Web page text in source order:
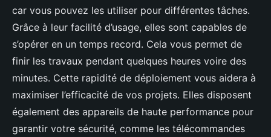
car vous pouvez les utiliser pour différentes tâches.
Grâce à leur facilité d’usage, elles sont capables de
s’opérer en un temps record. Cela vous permet de
finir les travaux pendant quelques heures voire des
minutes. Cette rapidité de déploiement vous aidera à
maximiser l’efficacité de vos projets. Elles disposent
également des appareils de haute performance pour
garantir votre sécurité, comme les télécommandes